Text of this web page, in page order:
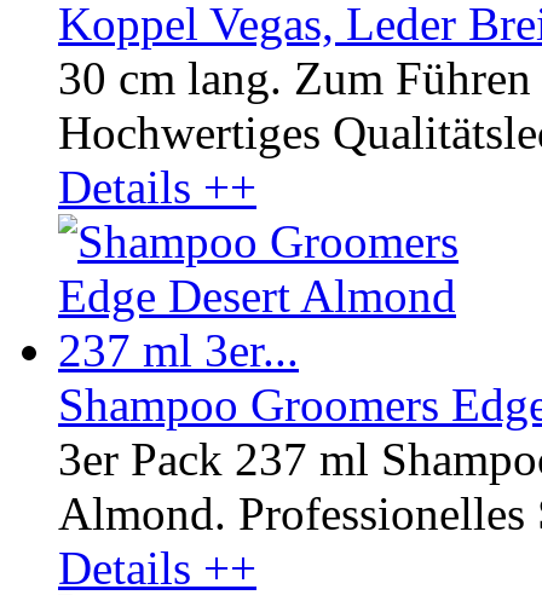
Koppel Vegas, Leder
30 cm lang. Zum
Hochwertiges
Details ++
Shampoo Groomers
3er Pack 237 ml
Almond. Professionelles
Details ++